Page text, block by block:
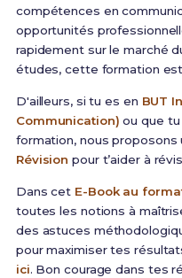
compétences en
opportunités
rapidement sur le marché
études, cette formation
D'ailleurs, si tu es en BUT
Communication) ou que
formation, nous proposons
Révision pour t’aider à
Dans cet E-Book au
toutes les notions à
des astuces
pour maximiser tes
ici. Bon courage dans tes